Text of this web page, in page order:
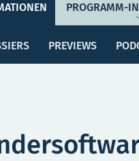
PREVIEWS
PROGRAMM-
Programmwoche